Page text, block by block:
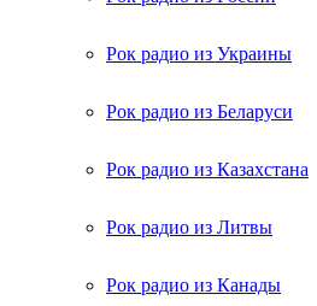
Рок радио из Украины
Рок радио из Беларуси
Рок радио из Казахстана
Рок радио из Литвы
Рок радио из Канады